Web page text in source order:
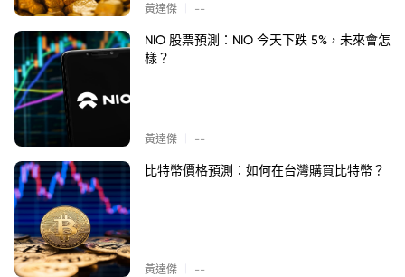
黃達傑 --
NIO 股票預測：NIO 今天下跌 5%，未來會怎
樣？
黃達傑 --
比特幣價格預測：如何在台灣購買比特幣？
黃達傑 --